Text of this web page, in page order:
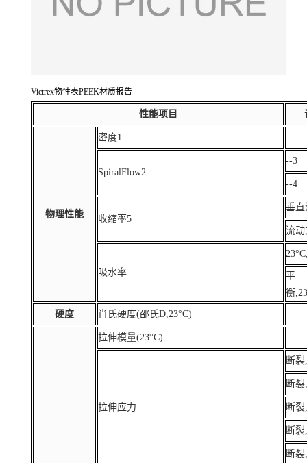
Victrex物性表PEEK材质报告
性能项目
物理性能
密度1
SpiralFlow2
--3
--4
收缩率5
垂直
流动
吸水率
平
衡
硬度 肖氏硬度(邵氏D,23°C)
拉伸模量(23°C)
拉伸应力
断裂
断裂
断裂
断裂
断裂